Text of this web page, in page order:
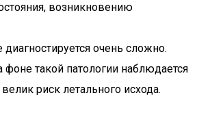
возникновению
очень сложно.
такой патологии наблюдается
риск летального исхода.